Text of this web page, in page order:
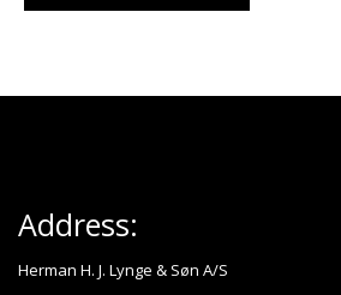
Address:
Herman H. J. Lynge & Søn A/S